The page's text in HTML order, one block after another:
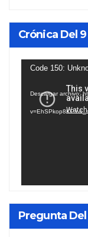
Crónica Del
Reproductor
vídeo
Code 150:
Descargar archivo:
Pregunta Del